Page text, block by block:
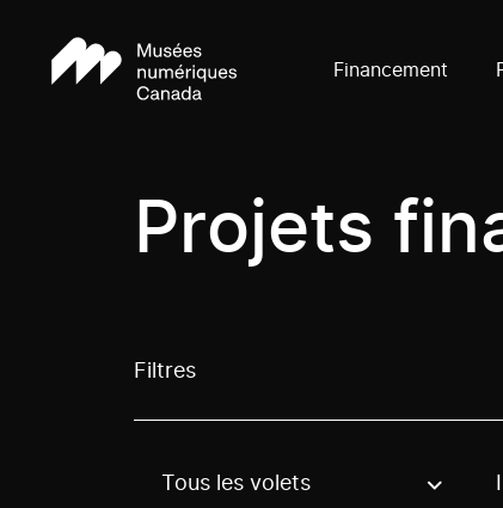
Financement
Projets
Filtres
Use these options to filter projects by
Tous les volets